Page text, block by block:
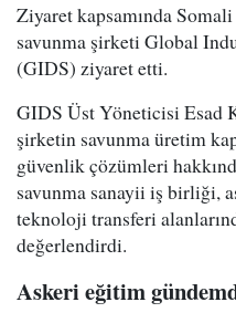
Ziyaret kapsamında
savunma şirketi Global
(GIDS) ziyaret etti.
GIDS Üst Yöneticisi Esad
şirketin savunma üretim
güvenlik çözümleri
savunma sanayii iş birliği,
teknoloji transferi
değerlendirdi.
Askeri eğitim